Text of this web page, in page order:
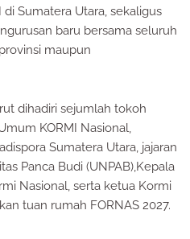
Sumatera Utara, sekaligus
baru bersama seluruh
maupun
dihadiri sejumlah tokoh
KORMI Nasional,
Sumatera Utara, jajaran
Panca Budi (UNPAB),Kepala
Nasional, serta ketua Kormi
tuan rumah FORNAS 2027.